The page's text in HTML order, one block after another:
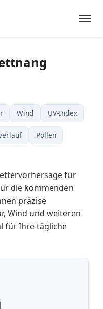
Wind UV-Index
Pollen
für
die kommenden
präzise
Wind und weiteren
für Ihre tägliche